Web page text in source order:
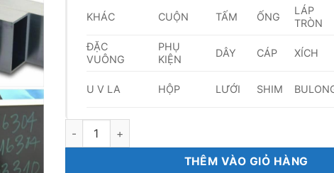
KHÁC CUỘN TẤM ỐNG
LÁP
TRÒN
ĐẶC
VUÔNG
PHỤ
KIỆN
DÂY CÁP XÍCH
U V LA HỘP LƯỚI SHIM
Inox Ống Vuông số lượng
THÊM VÀO GIỎ HÀNG